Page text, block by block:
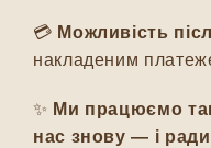
💳 Можливість
накладеним
✨ Ми працюємо
нас знову — і